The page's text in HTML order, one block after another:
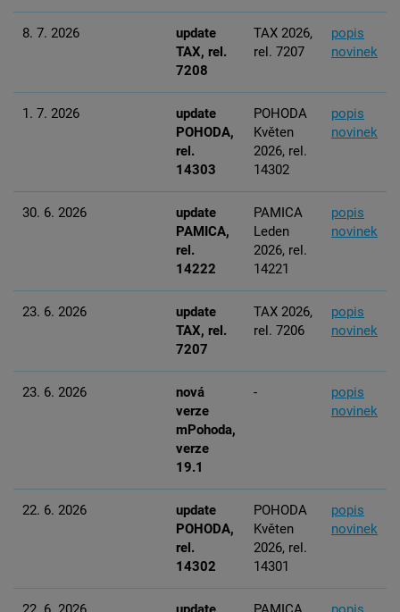
8. 7. 2026
update
TAX, rel.
7208
TAX 2026,
rel. 7207
popis
novinek
1. 7. 2026
update
POHODA,
rel.
14303
POHODA
Květen
2026, rel.
14302
popis
novinek
30. 6. 2026
update
PAMICA,
rel.
14222
PAMICA
Leden
2026, rel.
14221
popis
novinek
23. 6. 2026
update
TAX, rel.
7207
TAX 2026,
rel. 7206
popis
novinek
23. 6. 2026
nová
verze
mPohoda,
verze
19.1
-
popis
novinek
22. 6. 2026
update
POHODA,
rel.
14302
POHODA
Květen
2026, rel.
14301
popis
novinek